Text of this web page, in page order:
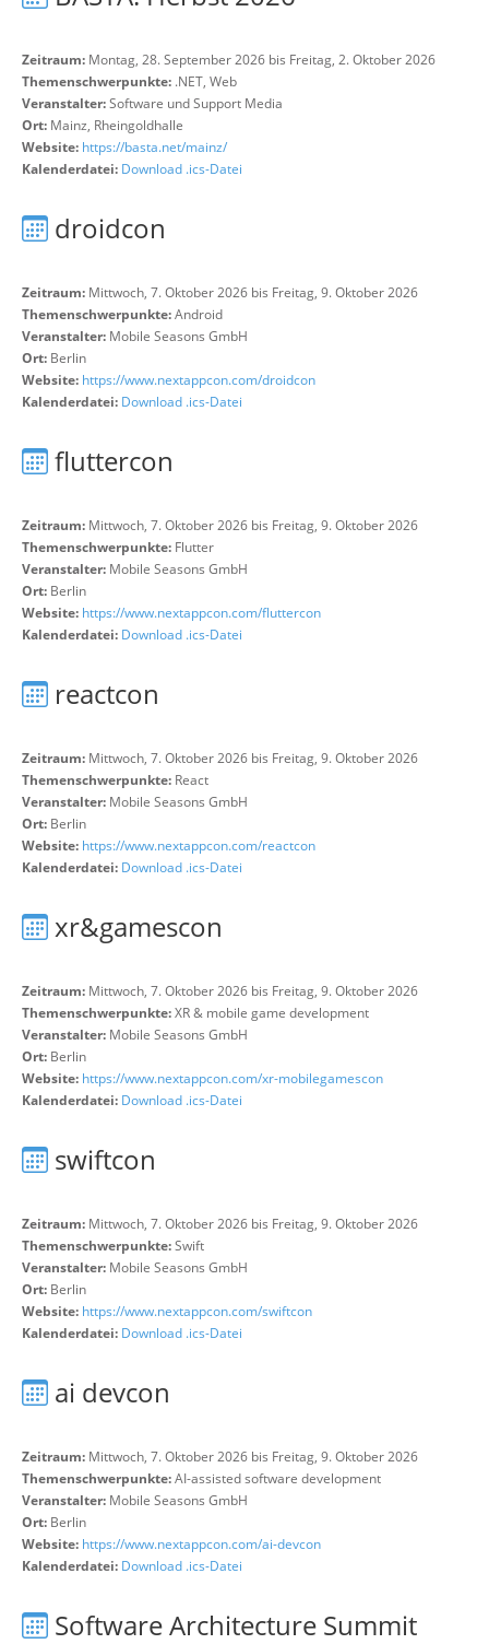
Zeitraum: Montag, 28. September 2026 bis Freitag, 2. Oktober 2026
Themenschwerpunkte: .NET, Web
Veranstalter:Software und Support Media
Ort: Mainz, Rheingoldhalle
Website: https://basta.net/mainz/
Kalenderdatei: Download .ics-Datei
droidcon
Zeitraum: Mittwoch, 7. Oktober 2026 bis Freitag, 9. Oktober 2026
Themenschwerpunkte:Android
Veranstalter: Mobile Seasons GmbH
Ort: Berlin
Website: https://www.nextappcon.com/droidcon
Kalenderdatei: Download .ics-Datei
fluttercon
Zeitraum: Mittwoch, 7. Oktober 2026 bis Freitag, 9. Oktober 2026
Themenschwerpunkte: Flutter
Veranstalter: Mobile Seasons GmbH
Ort: Berlin
Website: https://www.nextappcon.com/fluttercon
Kalenderdatei: Download .ics-Datei
reactcon
Zeitraum: Mittwoch, 7. Oktober 2026 bis Freitag, 9. Oktober 2026
Themenschwerpunkte: React
Veranstalter: Mobile Seasons GmbH
Ort: Berlin
Website: https://www.nextappcon.com/reactcon
Kalenderdatei: Download .ics-Datei
xr&gamescon
Zeitraum: Mittwoch, 7. Oktober 2026 bis Freitag, 9. Oktober 2026
Themenschwerpunkte:XR & mobile game development
Veranstalter: Mobile Seasons GmbH
Ort: Berlin
Website: https://www.nextappcon.com/xr-mobilegamescon
Kalenderdatei: Download .ics-Datei
swiftcon
Zeitraum: Mittwoch, 7. Oktober 2026 bis Freitag, 9. Oktober 2026
Themenschwerpunkte:Swift
Veranstalter: Mobile Seasons GmbH
Ort: Berlin
Website: https://www.nextappcon.com/swiftcon
Kalenderdatei: Download .ics-Datei
ai devcon
Zeitraum: Mittwoch, 7. Oktober 2026 bis Freitag, 9. Oktober 2026
Themenschwerpunkte:AI-assisted software development
Veranstalter: Mobile Seasons GmbH
Ort: Berlin
Website: https://www.nextappcon.com/ai-devcon
Kalenderdatei: Download .ics-Datei
Software Architecture Summit